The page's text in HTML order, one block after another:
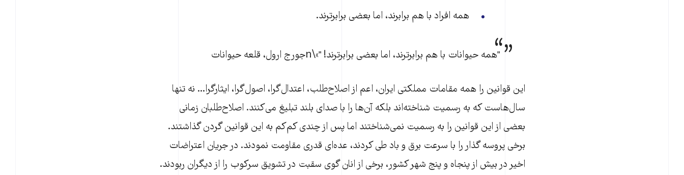
همه افراد با هم برابرند، اما بعضی برابرترند.
"همه حیوانات با هم برابرترند، اما بعضی برابرترند! "»\nجورج ارول، قلعه حیوانات
این قوانین را همه مقامات مملکتی ایران، اعم از اصلاح‌طلب، اعتدال‌گرا، اصول‌گرا، ایثارگرا... نه تنها
سال‌هاست که به رسمیت شناخته‌اند بلکه آن‌ها را با صدای بلند تبلیغ می‌کنند. اصلاح‌طلبان زمانی
بعضی از این قوانین را به رسمیت نمی‌شناختند اما پس از چندی کم‌کم به این قوانین گردن گذاشتند.
برخی پروسه گذار را با سرعت برق و باد طی کردند، عده‌ای قدری مقاومت نمودند. در جریان اعتراضات
اخیر در بیش از پنجاه و پنج شهر کشور، برخی از انان گوی سقبت در تشویق سرکوب را از دیگران ربودند.